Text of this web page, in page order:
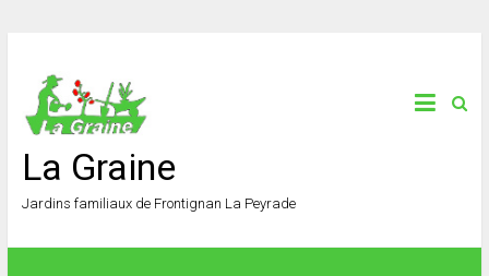
La Graine
Jardins familiaux de Frontignan La Peyrade